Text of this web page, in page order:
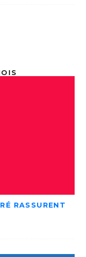
RASSURENT